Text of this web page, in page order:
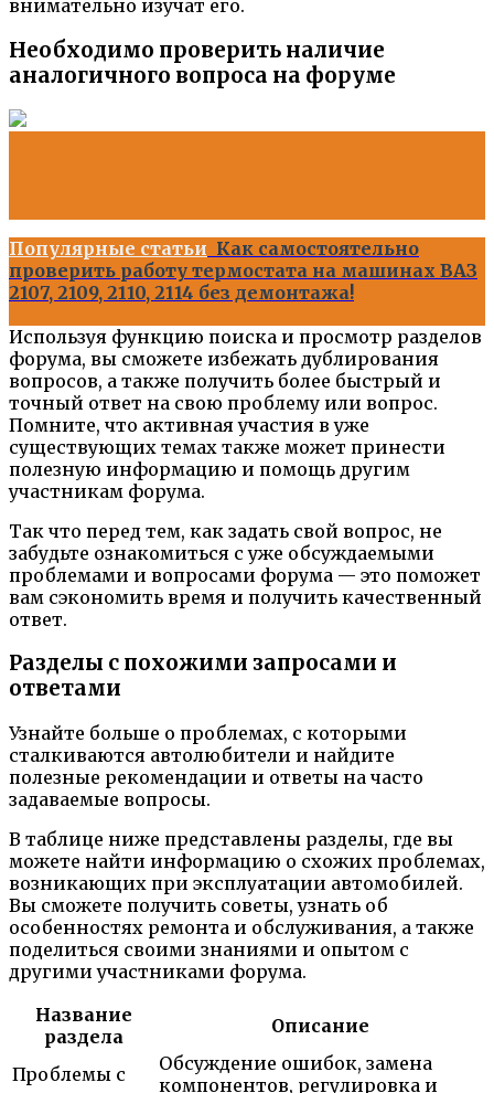
внимательно изучат его.
Необходимо проверить наличие
аналогичного вопроса на форуме
Популярные статьи Как самостоятельно
проверить работу термостата на машинах ВАЗ
2107, 2109, 2110, 2114 без демонтажа!
Используя функцию поиска и просмотр разделов
форума, вы сможете избежать дублирования
вопросов, а также получить более быстрый и
точный ответ на свою проблему или вопрос.
Помните, что активная участия в уже
существующих темах также может принести
полезную информацию и помощь другим
участникам форума.
Так что перед тем, как задать свой вопрос, не
забудьте ознакомиться с уже обсуждаемыми
проблемами и вопросами форума — это поможет
вам сэкономить время и получить качественный
ответ.
Разделы с похожими запросами и
ответами
Узнайте больше о проблемах, с которыми
сталкиваются автолюбители и найдите
полезные рекомендации и ответы на часто
задаваемые вопросы.
В таблице ниже представлены разделы, где вы
можете найти информацию о схожих проблемах,
возникающих при эксплуатации автомобилей.
Вы сможете получить советы, узнать об
особенностях ремонта и обслуживания, а также
поделиться своими знаниями и опытом с
другими участниками форума.
Название
раздела
Описание
Проблемы с
Обсуждение ошибок, замена
компонентов, регулировка и